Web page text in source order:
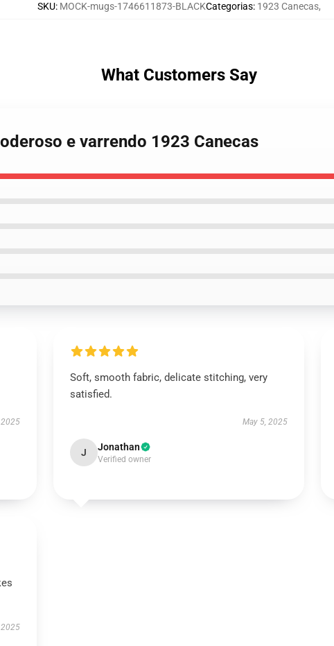
SKU: MOCK-mugs-1746611873-BLACKCategorias: 1923 Canecas,
What Customers Say
e varrendo 1923 Canecas
2025
Soft, smooth fabric, delicate stitching, very
satisfied.
May 5, 2025
J Jonathan
Verified owner
2025